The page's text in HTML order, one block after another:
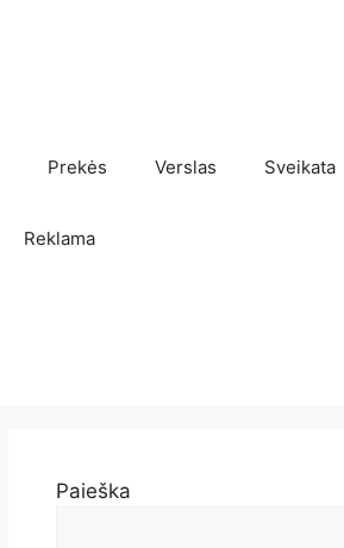
Prekės Verslas Sveikata
Reklama
Paieška